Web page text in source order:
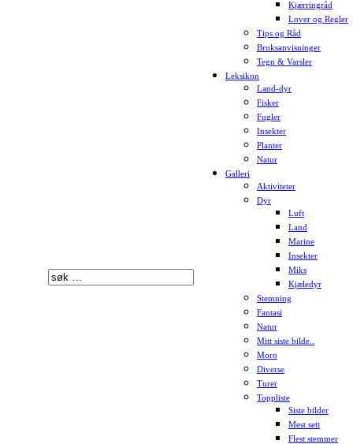
Kjærringråd
Lover og Regler
Tips og Råd
Bruksanvisninger
Tegn & Varsler
Leksikon
Land-dyr
Fisker
Fugler
Insekter
Planter
Natur
Galleri
Aktiviteter
Dyr
Luft
Land
Marine
Insekter
Miks
Kjæledyr
Stemning
Fantasi
Natur
Mitt siste bilde..
Moro
Diverse
Turer
Toppliste
Siste bilder
Mest sett
Flest stemmer